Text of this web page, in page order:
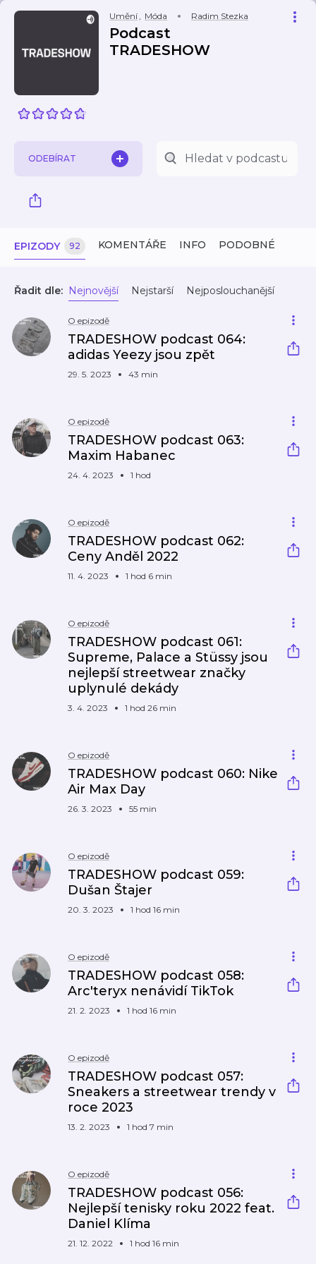
Umění, Móda Radim Stezka
Podcast
TRADESHOW
ODEBÍRAT
EPIZODY 92 KOMENTÁŘE INFO PODOBNÉ
Řadit dle: Nejnovější Nejstarší Nejposlouchanější
O epizodě
TRADESHOW podcast 064:
adidas Yeezy jsou zpět
29. 5. 2023 43 min
O epizodě
TRADESHOW podcast 063:
Maxim Habanec
24. 4. 2023 1 hod
O epizodě
TRADESHOW podcast 062:
Ceny Anděl 2022
11. 4. 2023 1 hod 6 min
O epizodě
TRADESHOW podcast 061:
Supreme, Palace a Stüssy jsou
nejlepší streetwear značky
uplynulé dekády
3. 4. 2023 1 hod 26 min
O epizodě
TRADESHOW podcast 060: Nike
Air Max Day
26. 3. 2023 55 min
O epizodě
TRADESHOW podcast 059:
Dušan Štajer
20. 3. 2023 1 hod 16 min
O epizodě
TRADESHOW podcast 058:
Arc'teryx nenávidí TikTok
21. 2. 2023 1 hod 16 min
O epizodě
TRADESHOW podcast 057:
Sneakers a streetwear trendy v
roce 2023
13. 2. 2023 1 hod 7 min
O epizodě
TRADESHOW podcast 056:
Nejlepší tenisky roku 2022 feat.
Daniel Klíma
21. 12. 2022 1 hod 16 min